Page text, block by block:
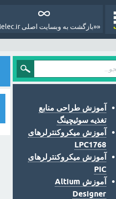
««بازگشت به وبسایت اصلی Melec.ir»»
آموزش طراحی منابع
تغذیه سوئیچینگ
آموزش میکروکنترلرهای
LPC1768
آموزش میکروکنترلرهای
PIC
آموزش Altium
Designer